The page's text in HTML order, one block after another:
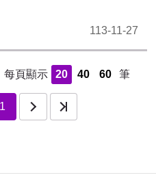
113-11-27
每頁顯示 20 40 60 筆
1